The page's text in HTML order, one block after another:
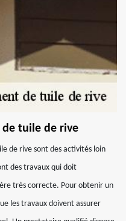
de tuile de rive
de rive sont des activités loin
des travaux qui doit
très correcte. Pour obtenir un
les travaux doivent assurer